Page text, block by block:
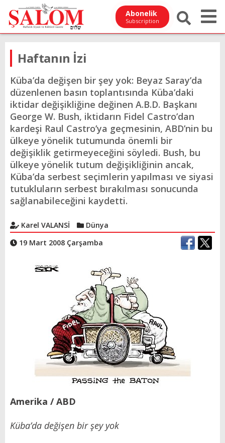
Abonelik
Subscription
Haftanın İzi
Küba’da değişen bir şey yok: Beyaz Saray’da
düzenlenen basın toplantısında Küba’daki
iktidar değişikliğine değinen A.B.D. Başkanı
George W. Bush, iktidarın Fidel Castro’dan
kardeşi Raul Castro’ya geçmesinin, ABD’nin bu
ülkeye yönelik tutumunda önemli bir
değişiklik getirmeyeceğini söyledi. Bush, bu
ülkeye yönelik tutum değişikliğinin ancak,
Küba’da serbest seçimlerin yapılması ve siyasi
tutukluların serbest bırakılması sonucunda
sağlanabileceğini kaydetti.
Karel VALANSİ
Dünya
19 Mart 2008 Çarşamba
Amerika / ABD
Küba’da değişen bir şey yok